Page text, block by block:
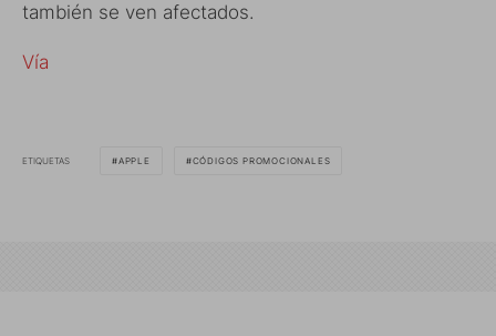
también se ven afectados.
Vía
ETIQUETAS APPLE CÓDIGOS PROMOCIONALES